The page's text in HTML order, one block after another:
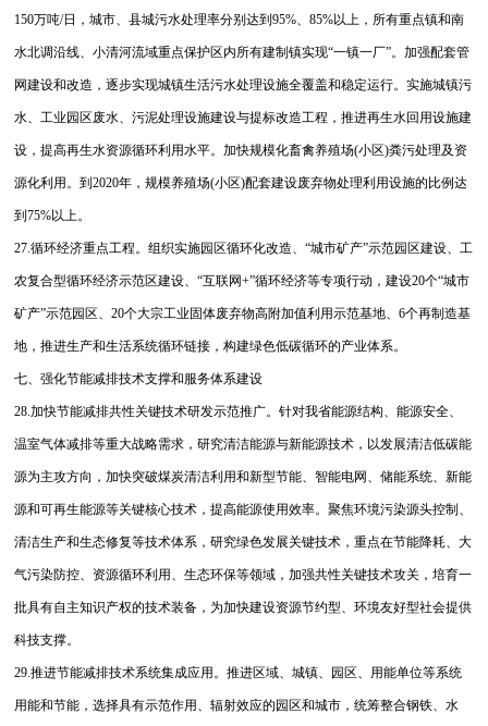
150万吨/日，城市、县城污水处理率分别达到95%、85%以上，所有重点镇和南
水北调沿线、小清河流域重点保护区内所有建制镇实现“一镇一厂”。加强配套管
网建设和改造，逐步实现城镇生活污水处理设施全覆盖和稳定运行。实施城镇污
水、工业园区废水、污泥处理设施建设与提标改造工程，推进再生水回用设施建
设，提高再生水资源循环利用水平。加快规模化畜禽养殖场(小区)粪污处理及资
源化利用。到2020年，规模养殖场(小区)配套建设废弃物处理利用设施的比例达
到75%以上。
27.循环经济重点工程。组织实施园区循环化改造、“城市矿产”示范园区建设、工
农复合型循环经济示范区建设、“互联网+”循环经济等专项行动，建设20个“城市
矿产”示范园区、20个大宗工业固体废弃物高附加值利用示范基地、6个再制造基
地，推进生产和生活系统循环链接，构建绿色低碳循环的产业体系。
七、强化节能减排技术支撑和服务体系建设
28.加快节能减排共性关键技术研发示范推广。针对我省能源结构、能源安全、
温室气体减排等重大战略需求，研究清洁能源与新能源技术，以发展清洁低碳能
源为主攻方向，加快突破煤炭清洁利用和新型节能、智能电网、储能系统、新能
源和可再生能源等关键核心技术，提高能源使用效率。聚焦环境污染源头控制、
清洁生产和生态修复等技术体系，研究绿色发展关键技术，重点在节能降耗、大
气污染防控、资源循环利用、生态环保等领域，加强共性关键技术攻关，培育一
批具有自主知识产权的技术装备，为加快建设资源节约型、环境友好型社会提供
科技支撑。
29.推进节能减排技术系统集成应用。推进区域、城镇、园区、用能单位等系统
用能和节能，选择具有示范作用、辐射效应的园区和城市，统筹整合钢铁、水